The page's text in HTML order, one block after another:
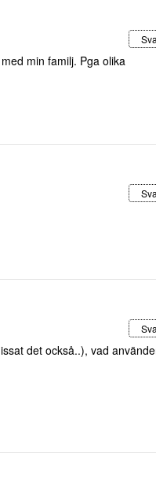
min familj. Pga olika
det också..), vad